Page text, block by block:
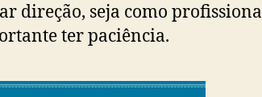
direção, seja como
ter paciência.